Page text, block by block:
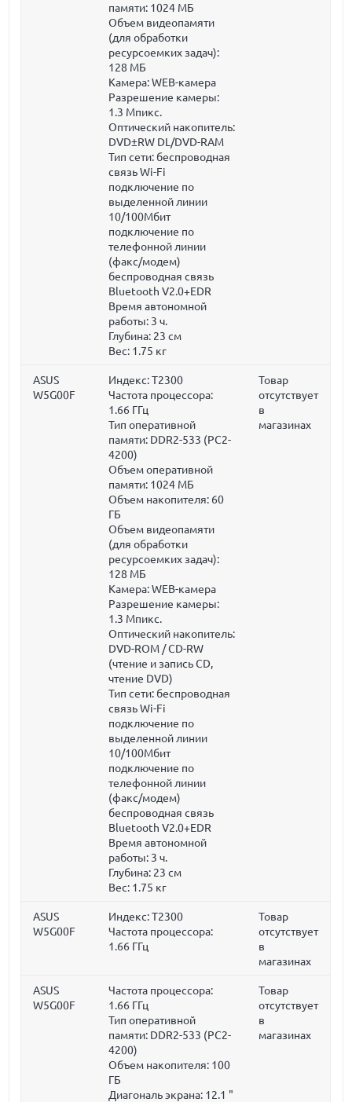
памяти: 1024 МБ
Объем видеопамяти
(для обработки
ресурсоемких задач):
128 МБ
Камера: WEB-камера
Разрешение камеры:
1.3 Мпикс.
Оптический накопитель:
DVD±RW DL/DVD-RAM
Тип сети: беспроводная
связь Wi-Fi
подключение по
выделенной линии
10/100Мбит
подключение по
телефонной линии
(факс/модем)
беспроводная связь
Bluetooth V2.0+EDR
Время автономной
работы: 3 ч.
Глубина: 23 см
Вес: 1.75 кг
ASUS
W5G00F
Индекс: T2300
Частота процессора:
1.66 ГГц
Тип оперативной
памяти: DDR2-533 (PC2-
4200)
Объем оперативной
памяти: 1024 МБ
Объем накопителя: 60
ГБ
Объем видеопамяти
(для обработки
ресурсоемких задач):
128 МБ
Камера: WEB-камера
Разрешение камеры:
1.3 Мпикс.
Оптический накопитель:
DVD-ROM / CD-RW
(чтение и запись CD,
чтение DVD)
Тип сети: беспроводная
связь Wi-Fi
подключение по
выделенной линии
10/100Мбит
подключение по
телефонной линии
(факс/модем)
беспроводная связь
Bluetooth V2.0+EDR
Время автономной
работы: 3 ч.
Глубина: 23 см
Вес: 1.75 кг
Товар
отсутствует
в
магазинах
ASUS
W5G00F
Индекс: T2300
Частота процессора:
1.66 ГГц
Товар
отсутствует
в
магазинах
ASUS
W5G00F
Частота процессора:
1.66 ГГц
Тип оперативной
памяти: DDR2-533 (PC2-
4200)
Объем накопителя: 100
ГБ
Диагональ экрана: 12.1 "
Товар
отсутствует
в
магазинах